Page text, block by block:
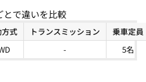
とで違いを比較
式 トランスミッション
乗車定員
- 5名